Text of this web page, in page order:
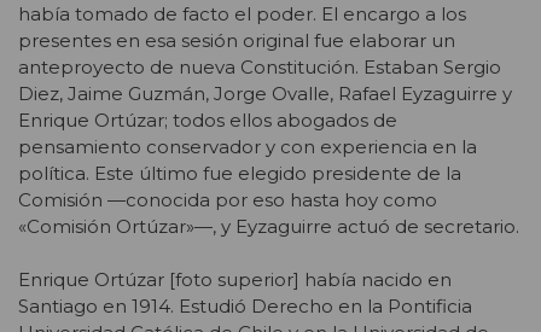
había tomado de facto el poder. El encargo a los
presentes en esa sesión original fue elaborar un
anteproyecto de nueva Constitución. Estaban Sergio
Diez, Jaime Guzmán, Jorge Ovalle, Rafael Eyzaguirre y
Enrique Ortúzar; todos ellos abogados de
pensamiento conservador y con experiencia en la
política. Este último fue elegido presidente de la
Comisión —conocida por eso hasta hoy como
«Comisión Ortúzar»—, y Eyzaguirre actuó de secretario.
Enrique Ortúzar [foto superior] había nacido en
Santiago en 1914. Estudió Derecho en la Pontificia